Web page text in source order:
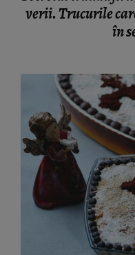
verii. Trucurile
în